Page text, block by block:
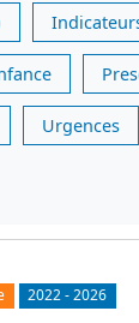
Urgences
2022-2026